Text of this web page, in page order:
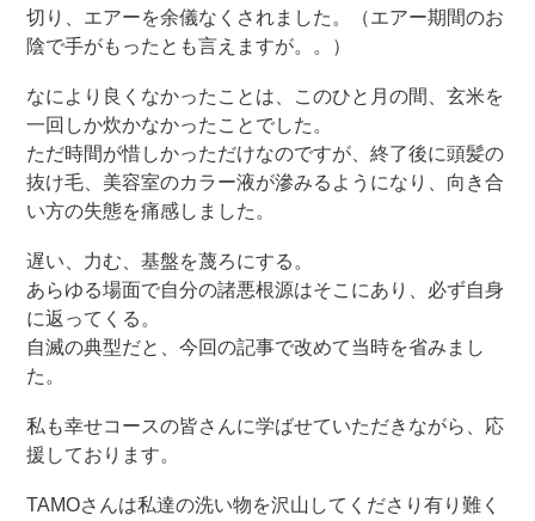
切り、エアーを余儀なくされました。（エアー期間のお
陰で手がもったとも言えますが。。）
なにより良くなかったことは、このひと月の間、玄米を
一回しか炊かなかったことでした。
ただ時間が惜しかっただけなのですが、終了後に頭髪の
抜け毛、美容室のカラー液が滲みるようになり、向き合
い方の失態を痛感しました。
遅い、力む、基盤を蔑ろにする。
あらゆる場面で自分の諸悪根源はそこにあり、必ず自身
に返ってくる。
自滅の典型だと、今回の記事で改めて当時を省みまし
た。
私も幸せコースの皆さんに学ばせていただきながら、応
援しております。
TAMOさんは私達の洗い物を沢山してくださり有り難く